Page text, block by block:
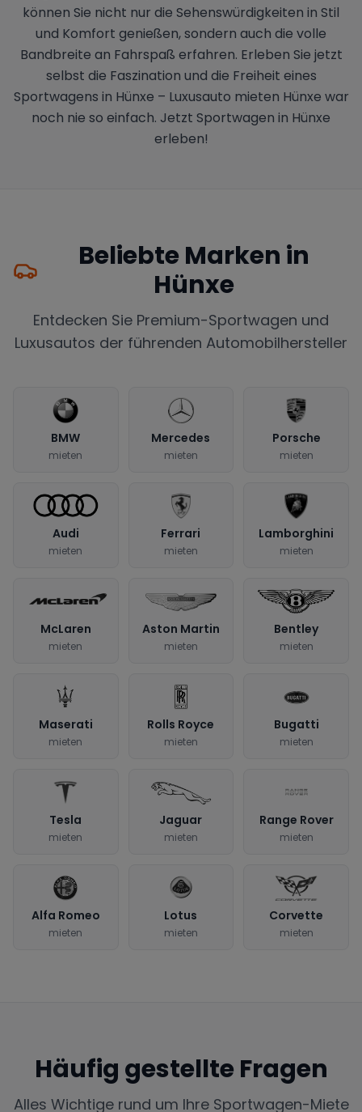
können Sie nicht nur die Sehenswürdigkeiten in Stil
und Komfort genießen, sondern auch die volle
Bandbreite an Fahrspaß erfahren. Erleben Sie jetzt
selbst die Faszination und die Freiheit eines
Sportwagens in Hünxe – Luxusauto mieten Hünxe war
noch nie so einfach. Jetzt Sportwagen in Hünxe
erleben!
Beliebte Marken in
Hünxe
Entdecken Sie Premium-Sportwagen und
Luxusautos der führenden Automobilhersteller
BMW
mieten
Mercedes
mieten
Porsche
mieten
Audi
mieten
Ferrari
mieten
Lamborghini
mieten
McLaren
mieten
Aston Martin
mieten
Bentley
mieten
Maserati
mieten
Rolls Royce
mieten
Bugatti
mieten
Tesla
mieten
Jaguar
mieten
Range Rover
mieten
Alfa Romeo
mieten
Lotus
mieten
Corvette
mieten
Häufig gestellte Fragen
Alles Wichtige rund um Ihre Sportwagen-Miete